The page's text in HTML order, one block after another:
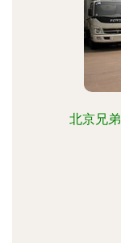
北京兄